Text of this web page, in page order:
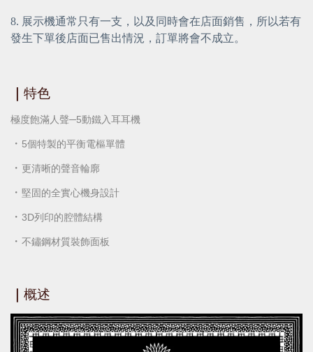
8. 展示機通常只有一支，以及同時會在店面銷售，所以若有
發生下單後店面已售出情況，訂單將會不成立。
特色
極度飽滿人聲─5動鐵入耳耳機
・ 5個特製的平衡電樞單體
・ 更清晰的聲音輪廓
・ 堅固的全實心機身設計
・ 3D列印的腔體結構
・ 不鏽鋼材質裝飾面板
概述